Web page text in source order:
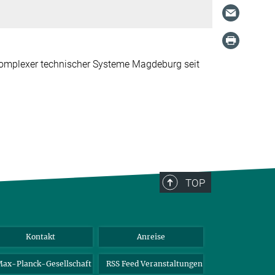
technischer Systeme Magdeburg seit
TOP
Kontakt Anreise
Planck-Gesellschaft RSS Feed Veranstaltungen